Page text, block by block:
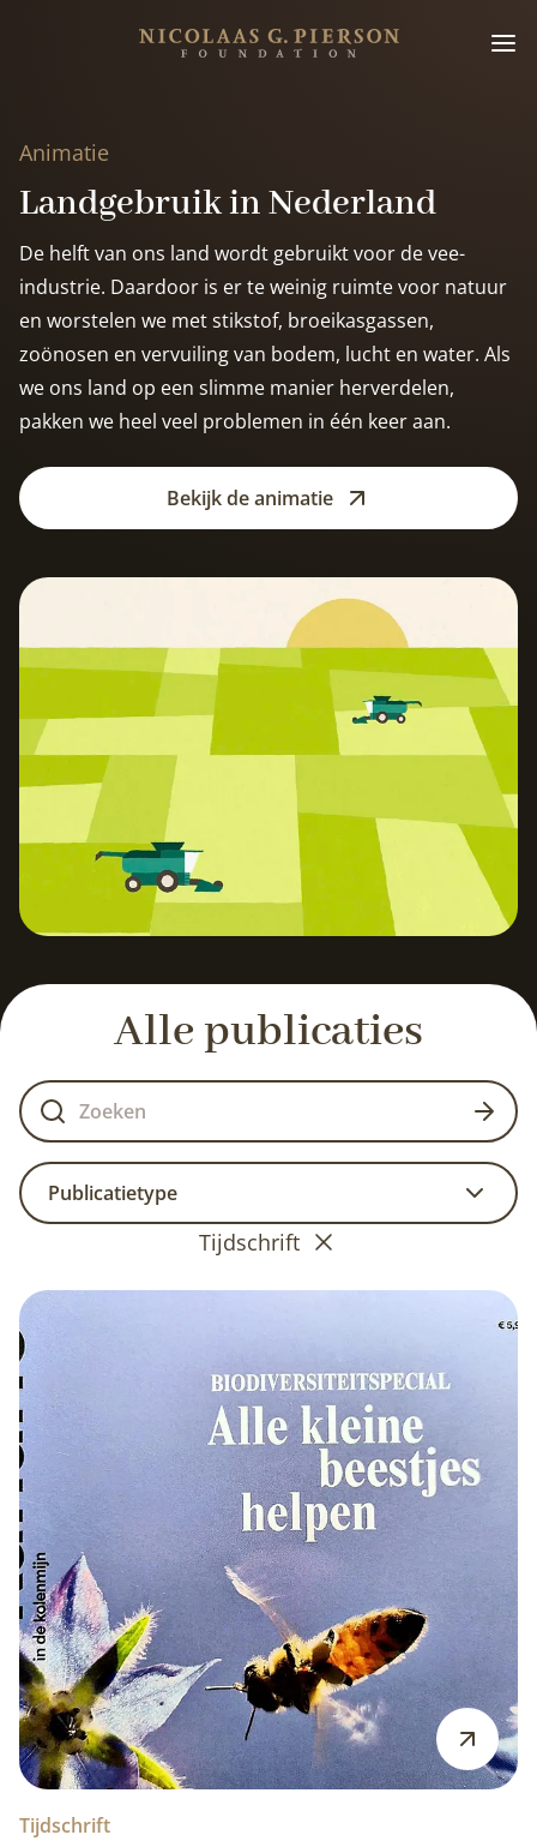
Animatie
Landgebruik in Nederland
De helft van ons land wordt gebruikt voor de vee-
industrie. Daardoor is er te weinig ruimte voor natuur
en worstelen we met stikstof, broeikasgassen,
zoönosen en vervuiling van bodem, lucht en water. Als
we ons land op een slimme manier herverdelen,
pakken we heel veel problemen in één keer aan.
Bekijk de animatie
Alle publicaties
Publicatietype
Tijdschrift
Tijdschrift